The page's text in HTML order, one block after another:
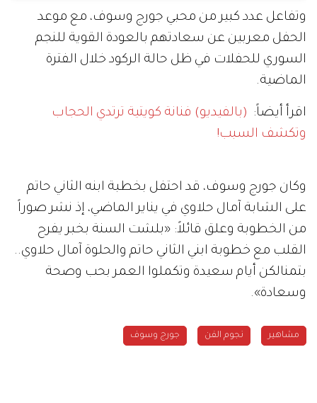
وتفاعل عدد كبير من محبي جورج وسوف، مع موعد
الحفل معربين عن سعادتهم بالعودة القوية للنجم
السوري للحفلات في ظل حالة الركود خلال الفترة
الماضية.
اقرأ أيضاً: (بالفيديو) فنانة كويتية ترتدي الحجاب
وتكشف السبب!
وكان جورج وسوف، قد احتفل بخطبة ابنه الثاني حاتم
على الشابة آمال حلاوي في يناير الماضي، إذ نشر صوراً
من الخطوبة وعلق قائلاً: «بلشت السنة بخبر يفرح
القلب مع خطوبة ابني الثاني حاتم والحلوة آمال حلاوي..
بتمنالكن أيام سعيدة وتكملوا العمر بحب وصحة
وسعادة».
مشاهير نجوم الفن جورج وسوف